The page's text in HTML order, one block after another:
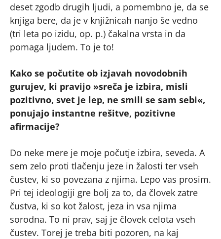
deset zgodb drugih ljudi, a pomembno je, da se
knjiga bere, da je v knjižnicah nanjo še vedno
(tri leta po izidu, op. p.) čakalna vrsta in da
pomaga ljudem. To je to!
Kako se počutite ob izjavah novodobnih
gurujev, ki pravijo »sreča je izbira, misli
pozitivno, svet je lep, ne smili se sam sebi«,
ponujajo instantne rešitve, pozitivne
afirmacije?
Do neke mere je moje počutje izbira, seveda. A
sem zelo proti tlačenju jeze in žalosti ter vseh
čustev, ki so povezana z njima. Lepo vas prosim.
Pri tej ideologiji gre bolj za to, da človek zatre
čustva, ki so kot žalost, jeza in vsa njima
sorodna. To ni prav, saj je človek celota vseh
čustev. Torej je treba biti pozoren, na kaj